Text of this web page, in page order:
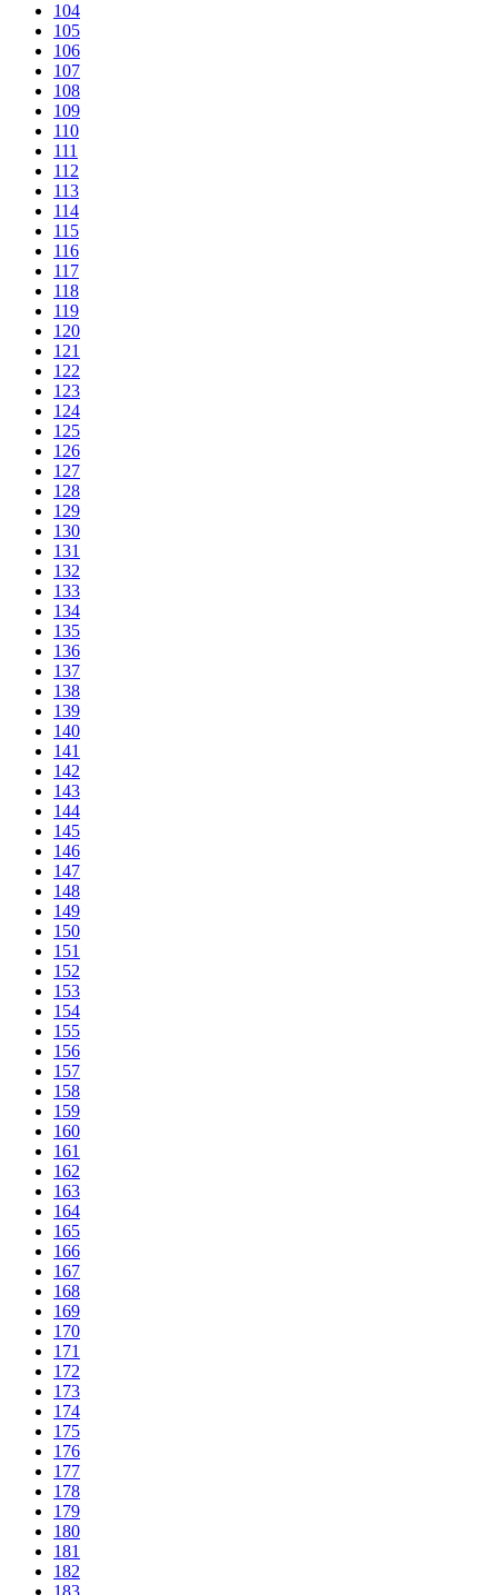
104
105
106
107
108
109
110
111
112
113
114
115
116
117
118
119
120
121
122
123
124
125
126
127
128
129
130
131
132
133
134
135
136
137
138
139
140
141
142
143
144
145
146
147
148
149
150
151
152
153
154
155
156
157
158
159
160
161
162
163
164
165
166
167
168
169
170
171
172
173
174
175
176
177
178
179
180
181
182